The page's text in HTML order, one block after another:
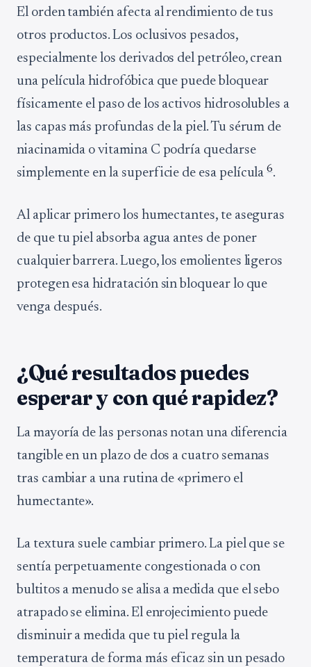
El orden también afecta al rendimiento de tus
otros productos. Los oclusivos pesados,
especialmente los derivados del petróleo, crean
una película hidrofóbica que puede bloquear
físicamente el paso de los activos hidrosolubles a
las capas más profundas de la piel. Tu sérum de
niacinamida o vitamina C podría quedarse
simplemente en la superficie de esa película6.
Al aplicar primero los humectantes, te aseguras
de que tu piel absorba agua antes de poner
cualquier barrera. Luego, los emolientes ligeros
protegen esa hidratación sin bloquear lo que
venga después.
¿Qué resultados puedes
esperar y con qué rapidez?
La mayoría de las personas notan una diferencia
tangible en un plazo de dos a cuatro semanas
tras cambiar a una rutina de «primero el
humectante».
La textura suele cambiar primero. La piel que se
sentía perpetuamente congestionada o con
bultitos a menudo se alisa a medida que el sebo
atrapado se elimina. El enrojecimiento puede
disminuir a medida que tu piel regula la
temperatura de forma más eficaz sin un pesado